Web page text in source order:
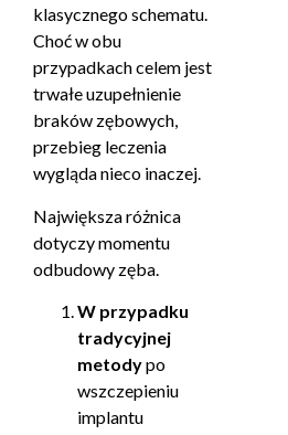
klasycznego schematu.
Choć w obu
przypadkach celem jest
trwałe uzupełnienie
braków zębowych,
przebieg leczenia
wygląda nieco inaczej.
Największa różnica
dotyczy momentu
odbudowy zęba.
W przypadku
tradycyjnej
metodypo
wszczepieniu
implantu